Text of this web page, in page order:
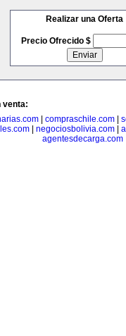
Realizar una Oferta
Precio Ofrecido $
venta:
| compraschile.com|
| negociosbolivia.com|
agentesdecarga.com